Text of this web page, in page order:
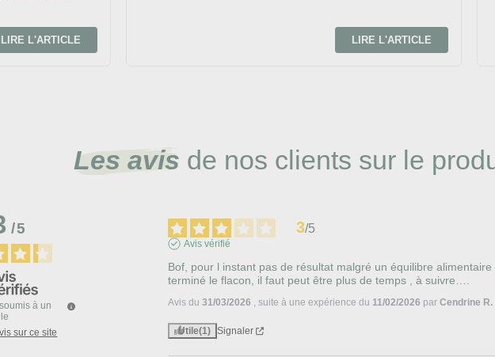
LIRE L'ARTICLE LIRE L'ARTICLE
Les avis de nos clients sur le
/5
à un
sur ce site
3/5
Avis vérifié
Bof, pour l instant pas de résultat malgré un équilibre
terminé le flacon, il faut peut être plus de temps , à suivre….
Avis du 31/03/2026 , suite à une expérience du 11/02/2026 par Cendrine R.
Utile(1) Signaler